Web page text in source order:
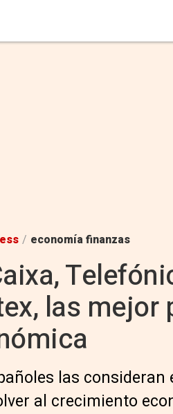
/ economía finanzas
las mejor
las
al crecimiento